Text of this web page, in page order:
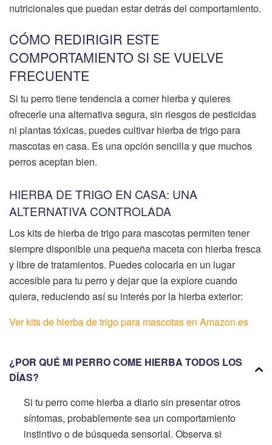
nutricionales que puedan estar detrás del comportamiento.
CÓMO REDIRIGIR ESTE
COMPORTAMIENTO SI SE VUELVE
FRECUENTE
Si tu perro tiene tendencia a comer hierba y quieres
ofrecerle una alternativa segura, sin riesgos de pesticidas
ni plantas tóxicas, puedes cultivar hierba de trigo para
mascotas en casa. Es una opción sencilla y que muchos
perros aceptan bien.
HIERBA DE TRIGO EN CASA: UNA
ALTERNATIVA CONTROLADA
Los kits de hierba de trigo para mascotas permiten tener
siempre disponible una pequeña maceta con hierba fresca
y libre de tratamientos. Puedes colocarla en un lugar
accesible para tu perro y dejar que la explore cuando
quiera, reduciendo así su interés por la hierba exterior:
Ver kits de hierba de trigo para mascotas en Amazon.es
¿POR QUÉ MI PERRO COME HIERBA TODOS LOS
DÍAS?
Si tu perro come hierba a diario sin presentar otros
síntomas, probablemente sea un comportamiento
instintivo o de búsqueda sensorial. Observa si